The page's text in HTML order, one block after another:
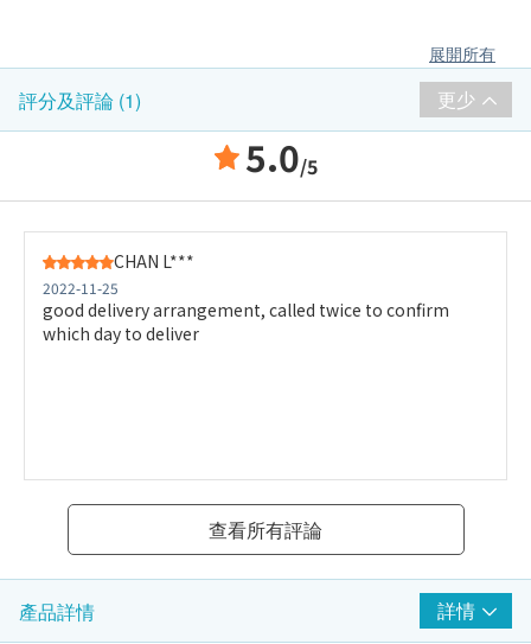
展開所有
評分及評論 (1) 更少
5.0/5
CHAN L***
2022-11-25
good delivery arrangement, called twice to confirm
which day to deliver
查看所有評論
產品詳情 詳情